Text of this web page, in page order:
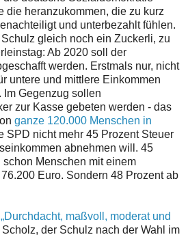
die heranzukommen, die zu kurz
und unterbezahlt fühlen.
Schulz gleich noch ein Zuckerli, zu
Ab 2020 soll der
werden. Erstmals nur, nicht
untere und mittlere Einkommen
Gegenzug sollen
zur Kasse gebeten werden - das
ganze 120.000 Menschen in
SPD nicht mehr 45 Prozent Steuer
abnehmen will. 45
Menschen mit einem
Euro. Sondern 48 Prozent ab
„Durchdacht, maßvoll, moderat und
der Schulz nach der Wahl im